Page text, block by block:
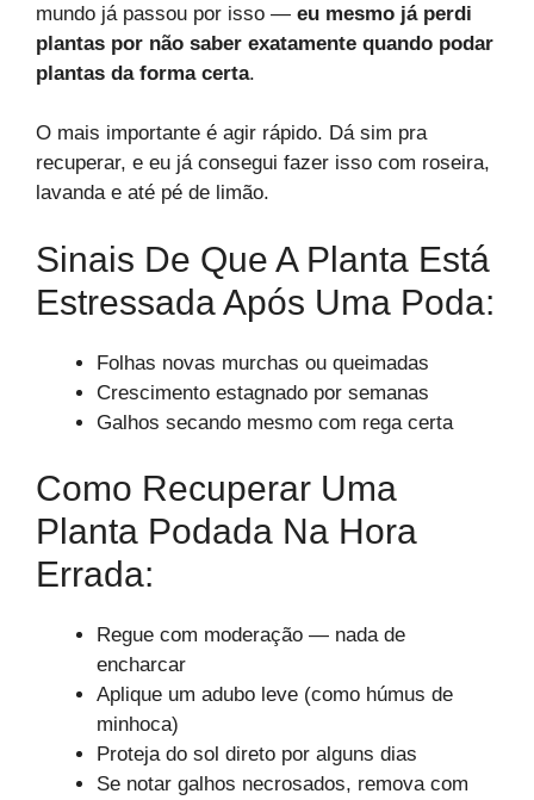
mundo já passou por isso — eu mesmo já perdi
plantas por não saber exatamente quando podar
plantas da forma certa.
O mais importante é agir rápido. Dá sim pra
recuperar, e eu já consegui fazer isso com roseira,
lavanda e até pé de limão.
Sinais De Que A Planta Está
Estressada Após Uma Poda:
Folhas novas murchas ou queimadas
Crescimento estagnado por semanas
Galhos secando mesmo com rega certa
Como Recuperar Uma
Planta Podada Na Hora
Errada:
Regue com moderação — nada de
encharcar
Aplique um adubo leve (como húmus de
minhoca)
Proteja do sol direto por alguns dias
Se notar galhos necrosados, remova com